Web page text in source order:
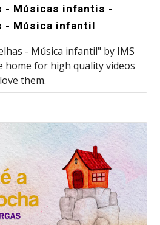
- Músicas infantis -
- Música infantil
- Música infantil" by IMS
home for high quality videos
them.